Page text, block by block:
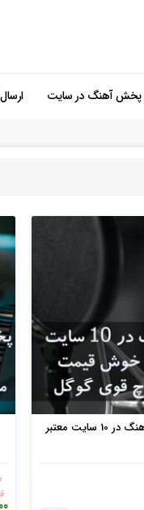
پخش آهنگ در سایت
معتبر